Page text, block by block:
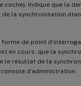
coche). Indique que la
la synchronisation
forme de point
en cours, que la
le résultat de la
d’administration.